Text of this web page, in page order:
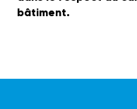
bâtiment.